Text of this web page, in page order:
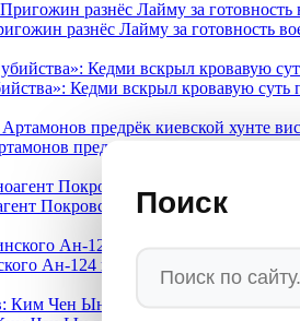
Поиск
разнёс Лайму за готовность
Кедми вскрыл кровавую
предрёк киевской хунте
Покровский* приехал в Киев
Ан-124 нашли дрон со взрывчаткой